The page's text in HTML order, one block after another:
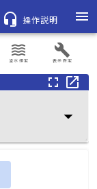
headset_mic 操作説明
menu
浸水想定
waves
表示設定
build
fullscreen open_in_new
arrow_drop_down